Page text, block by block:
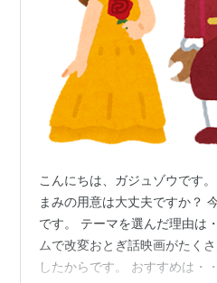
こんにちは、ガジュゾウです
まみの用意は大丈夫ですか？
です。 テーマを選んだ理由は
ムで改変おとぎ話映画がたく
したからです。 おすすめは・